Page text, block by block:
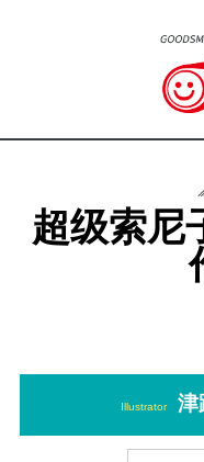
超级索尼
Illustrator 津